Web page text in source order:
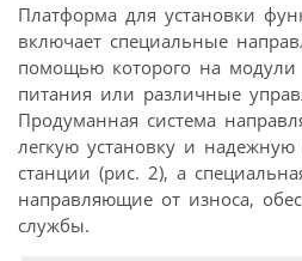
Платформа для установки
включает специальные
помощью которого на модули
питания или различные
Продуманная система
легкую установку и
станции (рис. 2), а
направляющие от износа,
службы.